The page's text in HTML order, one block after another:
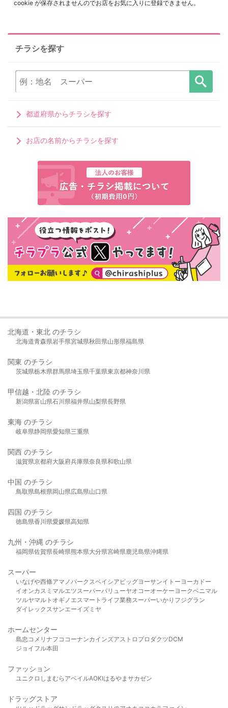
cookie が保存されませんのでお店をお気に入りに登録できません。
チラシを探す
都道府県からチラシを探す
お店の名前からチラシを探す
北海道・東北 のチラシ
北海道青森県岩手県宮城県秋田県山形県福島県
関東 のチラシ
茨城県栃木県群馬県埼玉県千葉県東京都神奈川県
甲信越・北陸 のチラシ
新潟県富山県石川県福井県山梨県長野県
東海 のチラシ
岐阜県静岡県愛知県三重県
関西 のチラシ
滋賀県京都府大阪府兵庫県奈良県和歌山県
中国 のチラシ
鳥取県島根県岡山県広島県山口県
四国 のチラシ
徳島県香川県愛媛県高知県
九州・沖縄 のチラシ
福岡県佐賀県長崎県熊本県大分県宮崎県鹿児島県沖縄県
スーパー
いなげや西條アマノパークスベイシア ビッグヨーサンイトーヨーカドー
イオンカスミ マルエツスーパーバリューヤオコーオーケー ヨークベニマル
ツルヤマルト オギノ エスマート ライフ業務スーパーいかり フジグラン
ダイレックスサンエーイズミヤ
ホームセンター
島忠 コメリ ナフコ コーナンカインズアストロプロダクツDCM
ジョイフル本田
ファッション
ユニクロ しまむら アベイルAOKIはるやま サカゼン
ドラッグストア